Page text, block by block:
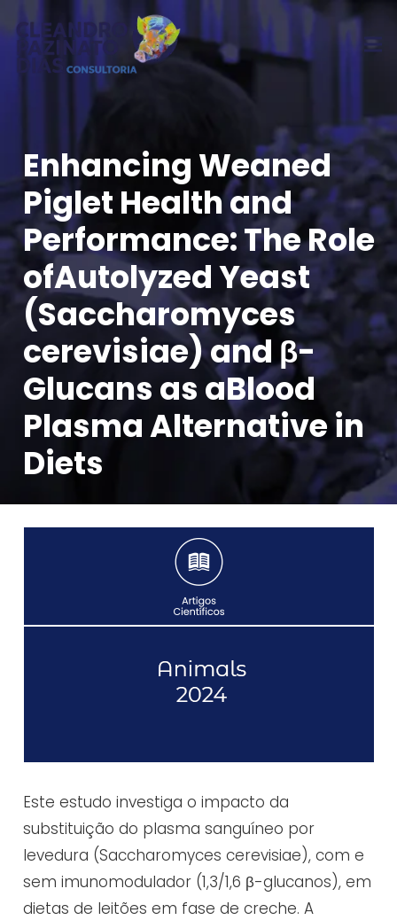
Enhancing Weaned
Piglet Health and
Performance: The Role
ofAutolyzed Yeast
(Saccharomyces
cerevisiae) and β-
Glucans as aBlood
Plasma Alternative in
Diets
Este estudo investiga o impacto da
substituição do plasma sanguíneo por
levedura (Saccharomyces cerevisiae), com e
sem imunomodulador (1,3/1,6 β-glucanos), em
dietas de leitões em fase de creche. A